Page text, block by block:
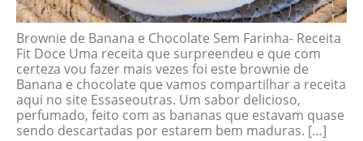
Brownie de Banana e Chocolate Sem Farinha- Receita
Fit Doce Uma receita que surpreendeu e que com
certeza vou fazer mais vezes foi este brownie de
Banana e chocolate que vamos compartilhar a receita
aqui no site Essaseoutras. Um sabor delicioso,
perfumado, feito com as bananas que estavam quase
sendo descartadas por estarem bem maduras. […]